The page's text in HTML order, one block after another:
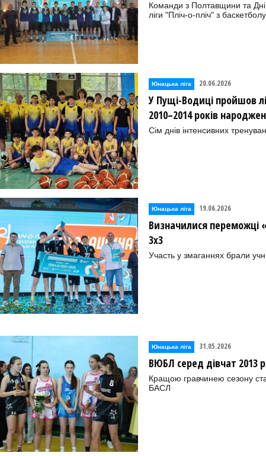
Команди з Полтавщини та
ліги "Пліч-о-пліч" з баскетболу
Юнацька ліга 20.06.2026
У Пущі-Водиці пройшов
2010–2014 років
Сім днів інтенсивних
Юнацька ліга 19.06.2026
Визначилися переможці
3х3
Участь у змаганнях брали
Юнацька ліга 31.05.2026
ВЮБЛ серед дівчат 2013
Кращою гравчинею сезону
БАСЛ